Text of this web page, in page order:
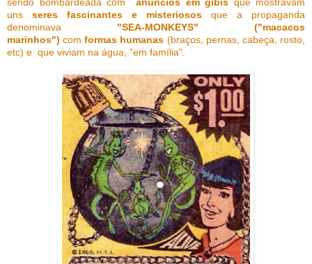
sendo bombardeada com anúncios em gibis que mostravam
uns seres fascinantes e misteriosos que a propaganda
denominava "SEA-MONKEYS" ("macacos
marinhos") comformas humanas (braços, pernas, cabeça, rosto,
etc) e que viviam na água, "em família".